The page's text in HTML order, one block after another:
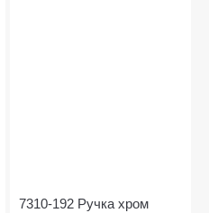
7310-192 Ручка хром